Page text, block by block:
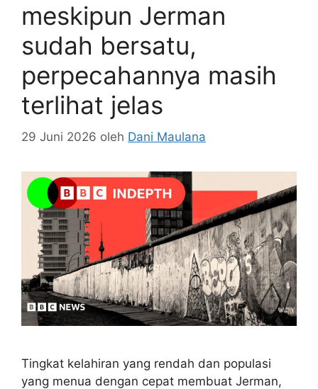
meskipun Jerman
sudah bersatu,
perpecahannya masih
terlihat jelas
29 Juni 2026 oleh Dani Maulana
Tingkat kelahiran yang rendah dan populasi
yang menua dengan cepat membuat Jerman,